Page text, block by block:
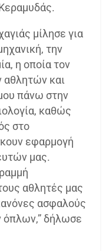
μίλησε για
την
η οποία τον
αθλητών και
πάνω στην
καθώς
στο
εφαρμογή
μας.
αθλητές μας
ασφαλούς
όπλων,” δήλωσε